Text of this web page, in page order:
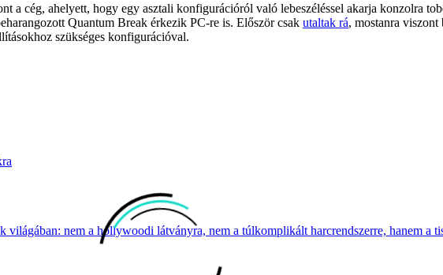
a cég, ahelyett, hogy egy asztali konfigurációról való lebeszéléssel akarja konzolra
Quantum Break érkezik PC-re is. Először csak utaltak rá, mostanra viszont
szükséges konfigurációval.
nem a hollywoodi látványra, nem a túlkomplikált harcrendszerre, hanem a